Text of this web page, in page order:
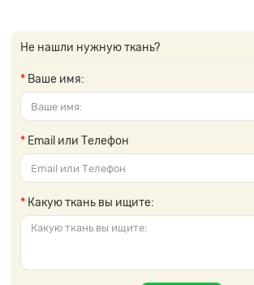
Не нашли нужную ткань?
Ваше имя:
Email или Телефон
Какую ткань вы ищите: